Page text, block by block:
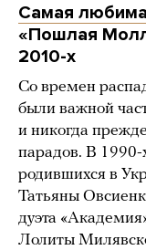
Самая
«Пошлая
2010-х
Со времен
были важной
и никогда
парадов. В 1990-
родившихся в
Татьяны
дуэта
Лолиты